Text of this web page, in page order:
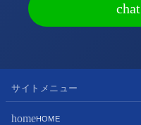
chat
サイトメニュー
homeHOME